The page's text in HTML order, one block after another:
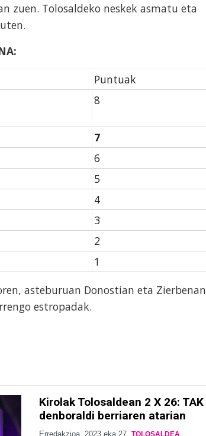
zuen. Tolosaldeko neskek asmatu eta
Puntuak
8
7
6
5
4
3
2
1
asteburuan Donostian eta Zierbenan
estropadak.
Kirolak Tolosaldean 2 X 26: TAK
denboraldi berriaren atarian
Erredakzioa 2023 eka 27